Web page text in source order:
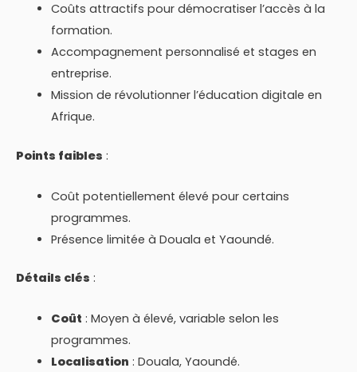
Coûts attractifs pour démocratiser l’accès à la
formation.
Accompagnement personnalisé et stages en
entreprise.
Mission de révolutionner l’éducation digitale en
Afrique.
Points faibles :
Coût potentiellement élevé pour certains
programmes.
Présence limitée à Douala et Yaoundé.
Détails clés :
Coût : Moyen à élevé, variable selon les
programmes.
Localisation : Douala, Yaoundé.